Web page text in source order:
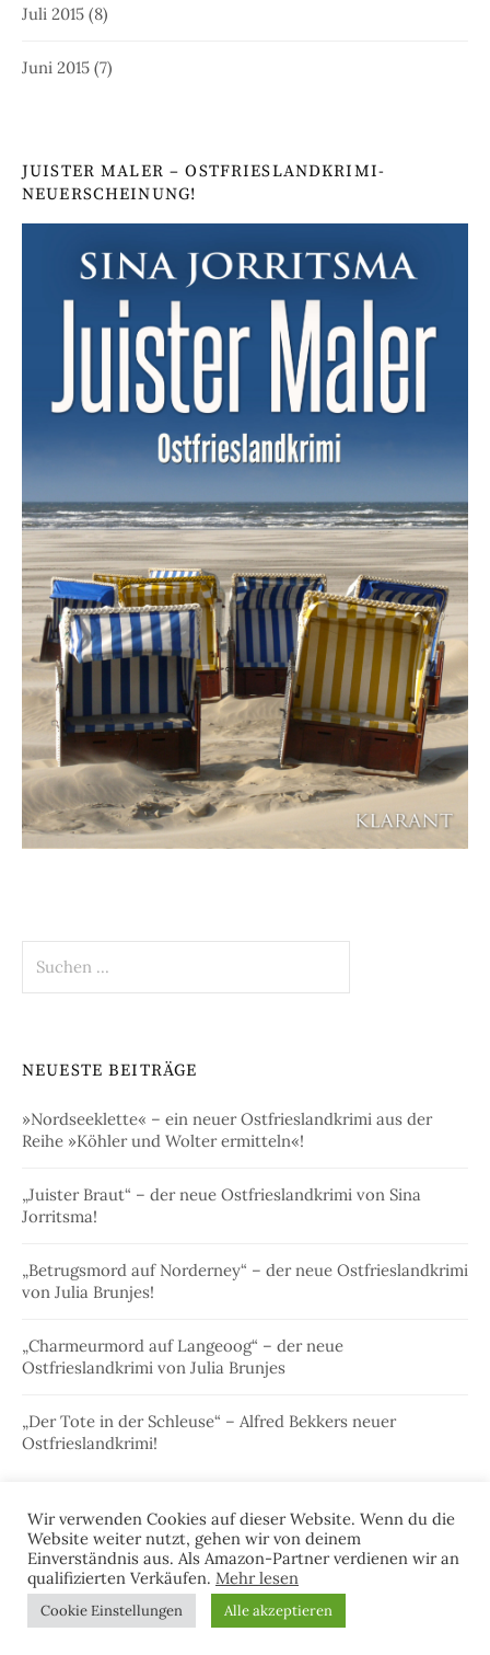
Juli 2015 (8)
Juni 2015 (7)
JUISTER MALER – OSTFRIESLANDKRIMI-
NEUERSCHEINUNG!
nach:
NEUESTE BEITRÄGE
»Nordseeklette« – ein neuer Ostfrieslandkrimi aus der
Reihe »Köhler und Wolter ermitteln«!
„Juister Braut“ – der neue Ostfrieslandkrimi von Sina
Jorritsma!
„Betrugsmord auf Norderney“ – der neue Ostfrieslandkrimi
von Julia Brunjes!
„Charmeurmord auf Langeoog“ – der neue
Ostfrieslandkrimi von Julia Brunjes
„Der Tote in der Schleuse“ – Alfred Bekkers neuer
Ostfrieslandkrimi!
Wir verwenden Cookies auf dieser Website. Wenn du die
Website weiter nutzt, gehen wir von deinem
Einverständnis aus. Als Amazon-Partner verdienen wir an
qualifizierten Verkäufen. Mehr lesen
Cookie Einstellungen Alle akzeptieren